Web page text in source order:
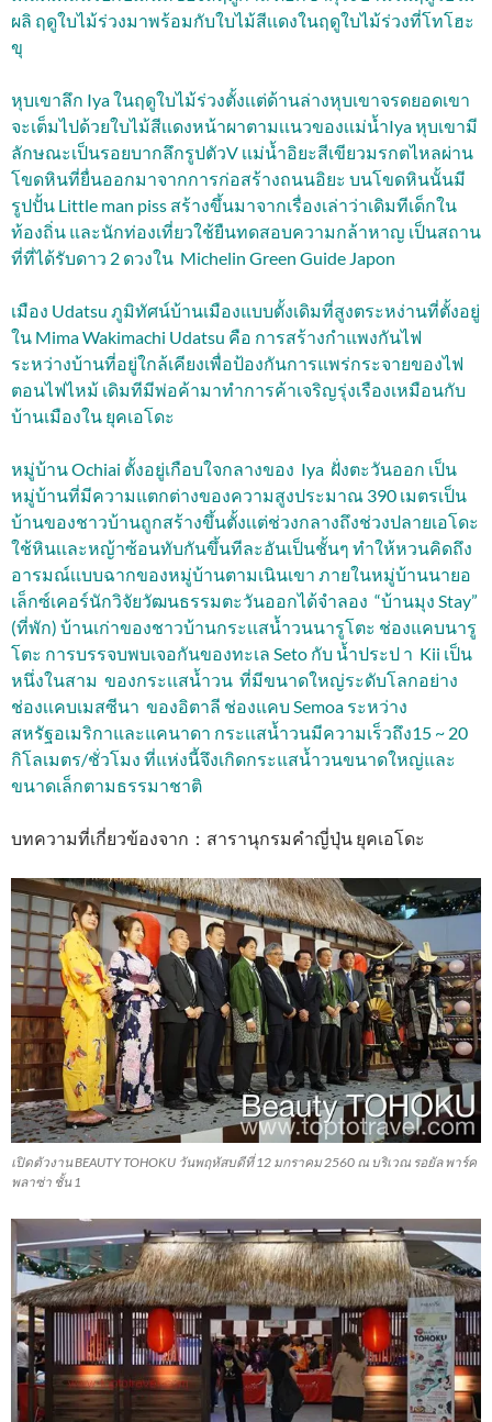
ผลิ ฤดูใบไม้ร่วงมาพร้อมกับใบไม้สีเเดงในฤดูใบไม้ร่วงที่โทโฮะ
ขุ
หุบเขาลึก Iya ในฤดูใบไม้ร่วงตั้งเเต่ด้านล่างหุบเขาจรดยอดเขา
จะเต็มไปด้วยใบไม้สีเเดงหน้าผาตามเเนวของเเม่น้ำIya หุบเขามี
ลักษณะเป็นรอยบากลึกรูปตัวV เเม่น้ำอิยะสีเขียวมรกตไหลผ่าน
โขดหินที่ยื่นออกมาจากการก่อสร้างถนนอิยะ บนโขดหินนั้นมี
รูปปั้น Little man piss สร้างขึ้นมาจากเรื่องเล่าว่าเดิมทีเด็กใน
ท้องถิ่น และนักท่องเที่ยวใช้ยืนทดสอบความกล้าหาญ เป็นสถาน
ที่ที่ได้รับดาว 2 ดวงใน Michelin Green Guide Japon
เมือง Udatsu ภูมิทัศน์บ้านเมืองแบบดั้งเดิมที่สูงตระหง่านที่ตั้งอยู่
ใน Mima Wakimachi Udatsu คือ การสร้างกำแพงกันไฟ
ระหว่างบ้านที่อยู่ใกล้เคียงเพื่อป้องกันการแพร่กระจายของไฟ
ตอนไฟไหม้ เดิมทีมีพ่อค้ามาทำการค้าเจริญรุ่งเรืองเหมือนกับ
บ้านเมืองใน ยุคเอโดะ
หมู่บ้าน Ochiai ตั้งอยู่เกือบใจกลางของ Iya ฝั่งตะวันออก เป็น
หมู่บ้านที่มีความแตกต่างของความสูงประมาณ 390 เมตรเป็น
บ้านของชาวบ้านถูกสร้างขึ้นตั้งเเต่ช่วงกลางถึงช่วงปลายเอโดะ
ใช้หินเเละหญ้าซ้อนทับกันขึ้นทีละอันเป็นชั้นๆ ทำให้หวนคิดถึง
อารมณ์เเบบฉากของหมู่บ้านตามเนินเขา ภายในหมู่บ้านนายอ
เล็กซ์เคอร์นักวิจัยวัฒนธรรมตะวันออกได้จำลอง “บ้านมุง Stay”
(ที่พัก) บ้านเก่าของชาวบ้านกระเเสน้ำวนนารูโตะ ช่องแคบนารู
โตะ การบรรจบพบเจอกันของทะเล Seto กับ น้ำประป า Kii เป็น
หนึ่งในสาม ของกระเเสน้ำวน ที่มีขนาดใหญ่ระดับโลกอย่าง
ช่องเเคบเมสซีนา ของอิตาลี ช่องแคบ Semoa ระหว่าง
สหรัฐอเมริกาและแคนาดา กระเเสน้ำวนมีความเร็วถึง15 ~ 20
กิโลเมตร/ชั่วโมง ที่แห่งนี้จึงเกิดกระแสน้ำวนขนาดใหญ่และ
ขนาดเล็กตามธรรมาชาติ
บทความที่เกี่ยวข้องจาก：สารานุกรมคำญี่ปุ่น ยุคเอโดะ
เปิดตัวงาน BEAUTY TOHOKU วันพฤหัสบดีที่ 12 มกราคม 2560 ณ บริเวณ รอยัล พาร์ค
พลาซ่า ชั้น 1